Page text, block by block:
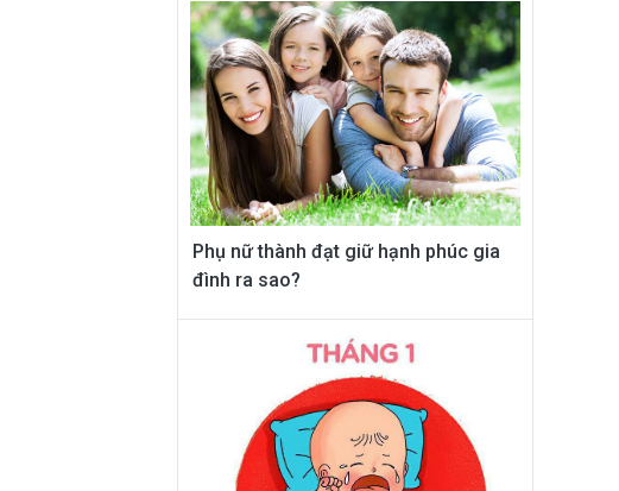
Phụ nữ thành đạt giữ hạnh phúc gia
đình ra sao?